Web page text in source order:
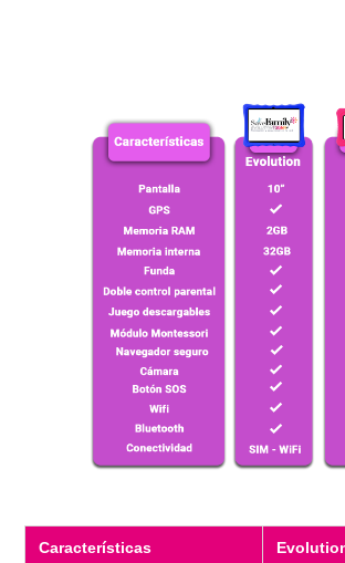
Características